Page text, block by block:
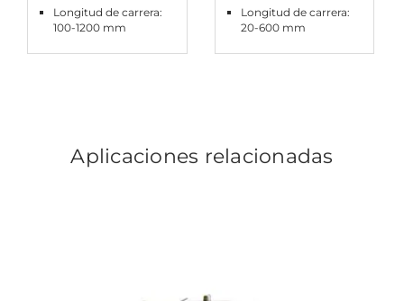
Longitud de carrera:
100-1200 mm
Longitud de carrera:
20-600 mm
Aplicaciones relacionadas